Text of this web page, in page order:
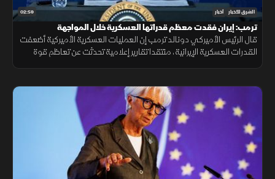
02:59 الشرق للأخبار أخبار
ترمب: إيران فقدت معظم قدراتها العسكرية خلال المواجهة
قال الرئيس الأميركي دونالد ترمب إن العمليات العسكرية الأميركية أضعفت
القدرات العسكرية الإيرانية، منتقدا تقارير إعلامية تحدثت عن تعاظم قوة